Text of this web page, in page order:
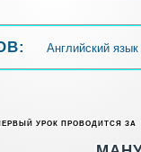
Английский язык
УРОК ПРОВОДИТСЯ ЗА